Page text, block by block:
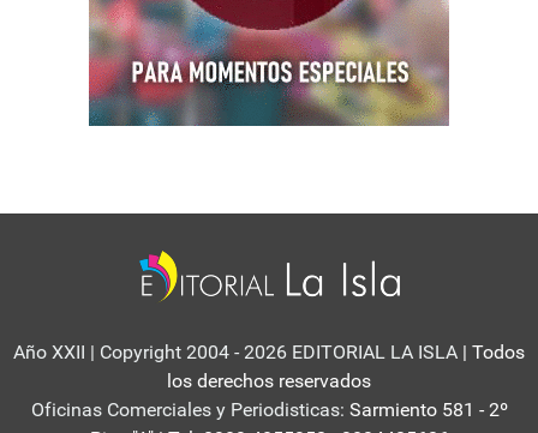
Año XXII | Copyright 2004 - 2026 EDITORIAL LA ISLA | Todos
los derechos reservados
Oficinas Comerciales y Periodisticas: Sarmiento 581 - 2º